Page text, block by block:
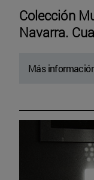
Colección
Navarra.
Más